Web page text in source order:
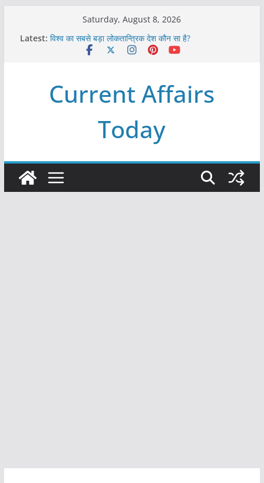
Saturday, August 8, 2026
Latest: विश्व का सबसे बड़ा लोकतान्त्रिक देश कौन सा है?
Refeeding Syndrome and its Management
विश्व में कितने प्रकार के शासन होते है?
Current Affairs
Today